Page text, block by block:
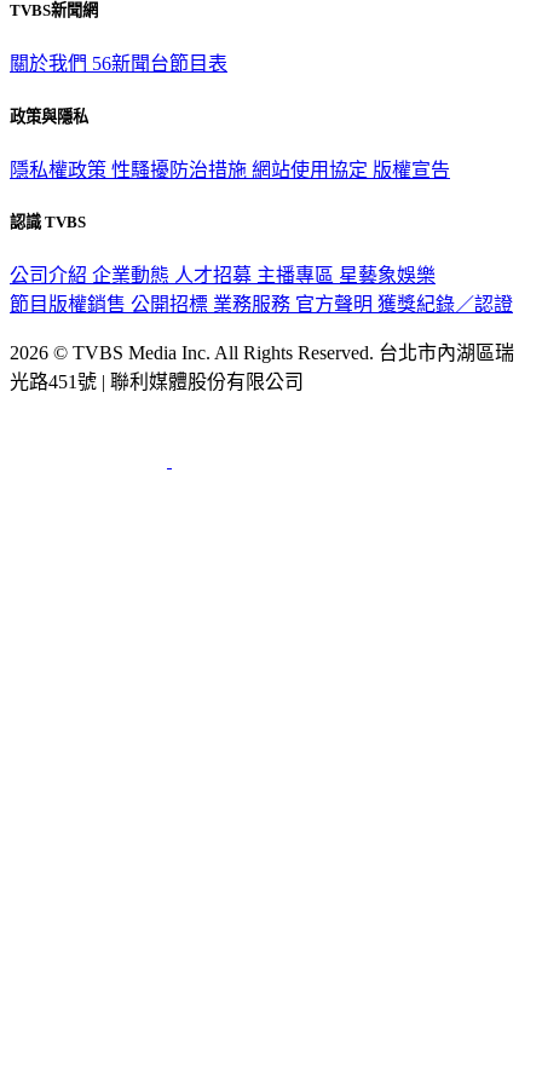
TVBS新聞網
關於我們 56新聞台節目表
政策與隱私
隱私權政策 性騷擾防治措施 網站使用協定 版權宣告
認識 TVBS
公司介紹 企業動態 人才招募 主播專區 星藝象娛樂
節目版權銷售 公開招標 業務服務 官方聲明 獲獎紀錄／認證
2026 © TVBS Media Inc. All Rights Reserved. 台北市內湖區瑞
光路451號 | 聯利媒體股份有限公司